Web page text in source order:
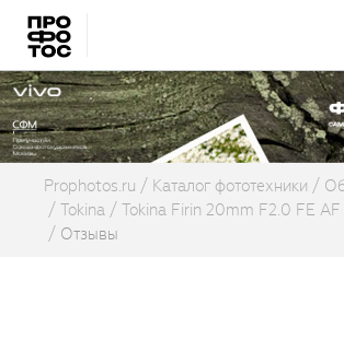
Prophotos.ru Каталог фототехники
Tokina
Tokina Firin 20mm F2.0 FE
Отзывы